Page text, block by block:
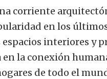
corriente
en los
interiores y
la conexión
de todo el